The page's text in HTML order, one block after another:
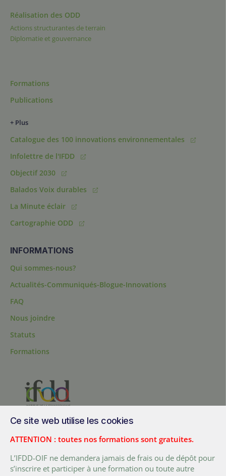
Réalisation des ODD
Actions structurantes de terrain
Diplomatie et gouvernance
Formations
Publications
+ Plus
Catalogue des 100 innovations environnementales
Infolettre de l'IFDD
Objectif 2030
Balados Voix durables
La Minute éclair
Cartographie ODD
INFORMATIONS
Qui sommes-nous?
Actualités-Communiqués-Blogue-Innovations
FAQ
Nous joindre
Statuts
Formations
Canada
Tél. :+ (1) 418 692 5727
Fax :+ (1) 418 692 5644
Ce site web utilise les cookies
ATTENTION : toutes nos formations sont gratuites.
L’IFDD-OIF ne demandera jamais de frais ou de dépôt pour
s’inscrire et participer à une formation ou toute autre